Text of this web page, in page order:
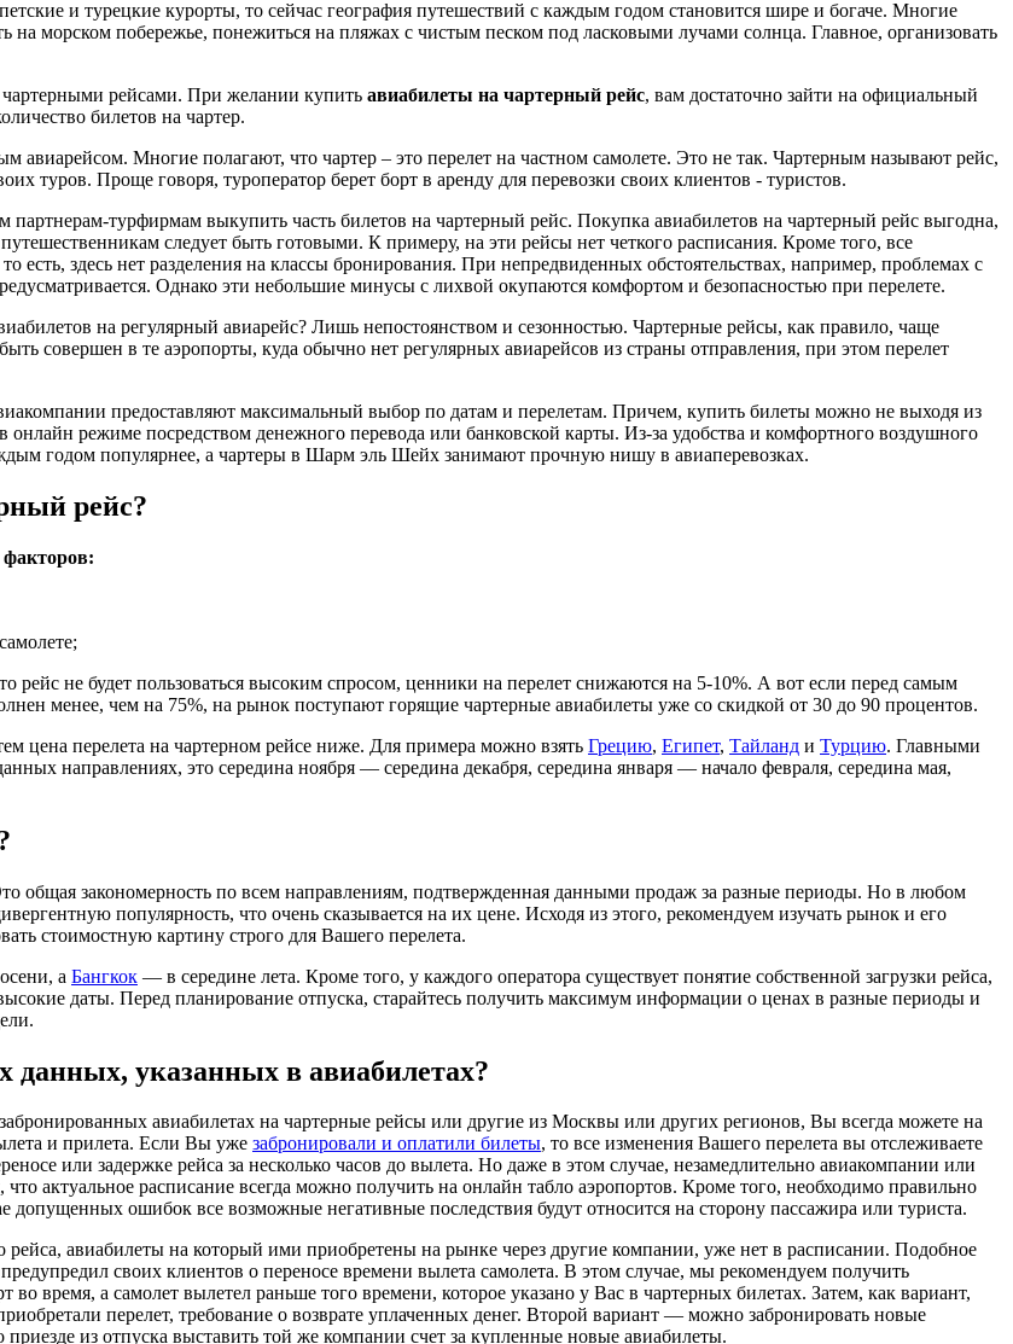
и турецкие курорты, то сейчас география путешествий с каждым годом становится шире и богаче. Многие
на морском побережье, понежиться на пляжах с чистым песком под ласковыми лучами солнца. Главное, организовать
чартерными рейсами. При желании купить авиабилеты на чартерный рейс, вам достаточно зайти на официальный
билетов на чартер.
Многие полагают, что чартер – это перелет на частном самолете. Это не так. Чартерным называют рейс,
туров. Проще говоря, туроператор берет борт в аренду для перевозки своих клиентов - туристов.
турфирмам выкупить часть билетов на чартерный рейс. Покупка авиабилетов на чартерный рейс выгодна,
следует быть готовыми. К примеру, на эти рейсы нет четкого расписания. Кроме того, все
здесь нет разделения на классы бронирования. При непредвиденных обстоятельствах, например, проблемах с
Однако эти небольшие минусы с лихвой окупаются комфортом и безопасностью при перелете.
на регулярный авиарейс? Лишь непостоянством и сезонностью. Чартерные рейсы, как правило, чаще
совершен в те аэропорты, куда обычно нет регулярных авиарейсов из страны отправления, при этом перелет
предоставляют максимальный выбор по датам и перелетам. Причем, купить билеты можно не выходя из
режиме посредством денежного перевода или банковской карты. Из-за удобства и комфортного воздушного
годом популярнее, а чартеры в Шарм эль Шейх занимают прочную нишу в авиаперевозках.
рейс?
рейс не будет пользоваться высоким спросом, ценники на перелет снижаются на 5-10%. А вот если перед самым
менее, чем на 75%, на рынок поступают горящие чартерные авиабилеты уже со скидкой от 30 до 90 процентов.
цена перелета на чартерном рейсе ниже. Для примера можно взять Грецию, Египет, Тайланд и Турцию. Главными
направлениях, это середина ноября — середина декабря, середина января — начало февраля, середина мая,
общая закономерность по всем направлениям, подтвержденная данными продаж за разные периоды. Но в любом
популярность, что очень сказывается на их цене. Исходя из этого, рекомендуем изучать рынок и его
стоимостную картину строго для Вашего перелета.
а Бангкок — в середине лета. Кроме того, у каждого оператора существует понятие собственной загрузки рейса,
даты. Перед планирование отпуска, старайтесь получить максимум информации о ценах в разные периоды и
указанных в авиабилетах?
авиабилетах на чартерные рейсы или другие из Москвы или других регионов, Вы всегда можете на
и прилета. Если Вы уже забронировали и оплатили билеты, то все изменения Вашего перелета вы отслеживаете
или задержке рейса за несколько часов до вылета. Но даже в этом случае, незамедлительно авиакомпании или
актуальное расписание всегда можно получить на онлайн табло аэропортов. Кроме того, необходимо правильно
допущенных ошибок все возможные негативные последствия будут относится на сторону пассажира или туриста.
авиабилеты на который ими приобретены на рынке через другие компании, уже нет в расписании. Подобное
своих клиентов о переносе времени вылета самолета. В этом случае, мы рекомендуем получить
время, а самолет вылетел раньше того времени, которое указано у Вас в чартерных билетах. Затем, как вариант,
перелет, требование о возврате уплаченных денег. Второй вариант — можно забронировать новые
из отпуска выставить той же компании счет за купленные новые авиабилеты.